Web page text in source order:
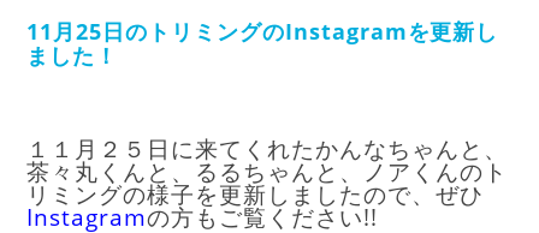
11月25日のトリミングのInstagramを更新し
ました！
１１月２５日に来てくれたかんなちゃんと、
茶々丸くんと、るるちゃんと、ノアくんのト
リミングの様子を更新しましたので、ぜひ
Instagramの方もご覧ください!!